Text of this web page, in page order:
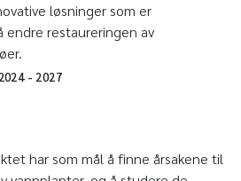
løsninger som er
endre restaureringen av
2024- 2027
har som mål å finne årsakene til